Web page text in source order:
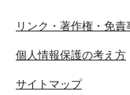
リンク・著作権・免責
個人情報保護の考え方
サイトマップ